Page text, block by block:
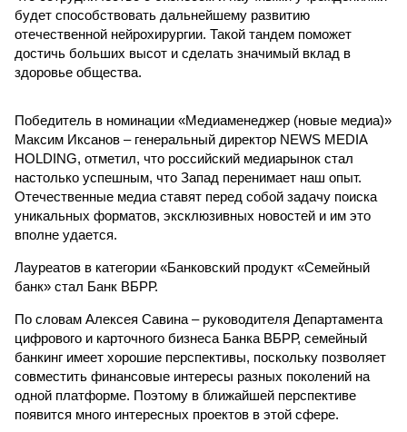
будет способствовать дальнейшему развитию
отечественной нейрохирургии. Такой тандем поможет
достичь больших высот и сделать значимый вклад в
здоровье общества.
Победитель в номинации «Медиаменеджер (новые медиа)»
Максим Иксанов – генеральный директор NEWS MEDIA
HOLDING, отметил, что российский медиарынок стал
настолько успешным, что Запад перенимает наш опыт.
Отечественные медиа ставят перед собой задачу поиска
уникальных форматов, эксклюзивных новостей и им это
вполне удается.
Лауреатов в категории «Банковский продукт «Семейный
банк» стал Банк ВБРР.
По словам Алексея Савина – руководителя Департамента
цифрового и карточного бизнеса Банка ВБРР, семейный
банкинг имеет хорошие перспективы, поскольку позволяет
совместить финансовые интересы разных поколений на
одной платформе. Поэтому в ближайшей перспективе
появится много интересных проектов в этой сфере.